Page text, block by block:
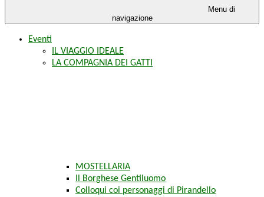
Menu di
navigazione
Eventi
IL VIAGGIO IDEALE
LA COMPAGNIA DEI GATTI
MOSTELLARIA
Il Borghese Gentiluomo
Colloqui coi personaggi di Pirandello